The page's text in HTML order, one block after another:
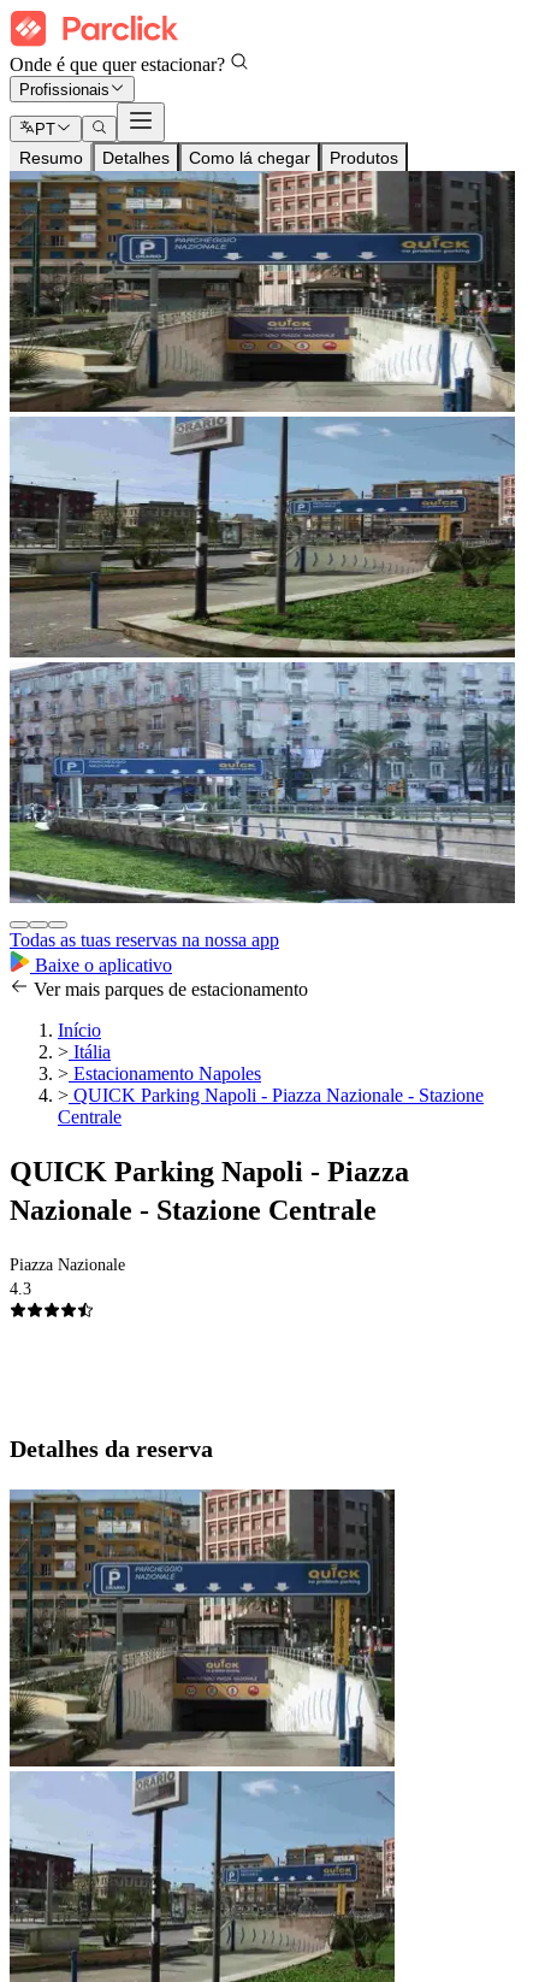
Onde é que quer estacionar?
Profissionais
PT
Resumo Detalhes Como lá chegar Produtos
Todas as tuas reservas na nossa app
Baixe o aplicativo
Ver mais parques de estacionamento
Início
> Itália
> Estacionamento Napoles
> QUICK Parking Napoli - Piazza Nazionale - Stazione
Centrale
QUICK Parking Napoli - Piazza
Nazionale - Stazione Centrale
Piazza Nazionale
4.3
Detalhes da reserva